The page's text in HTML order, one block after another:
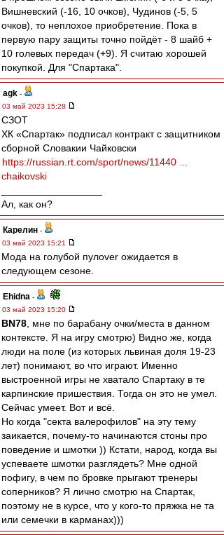
Вишневский (-16, 10 очков), Чудинов (-5, 5
очков), то неплохое приобретение. Пока в
первую пару защиты точно пойдёт - 8 шайб +
10 голевых передач (+9). Я считаю хорошей
покупкой. Для "Спартака".
agk -
03 май 2023 15:28
СЗОТ
ХК «Спартак» подписал контракт с защитником
сборной Словакии Чайковски
https://russian.rt.com/sport/news/11440 ...
chaikovski
Ал, как он?
Карелин -
03 май 2023 15:21
Мода на голубой пулover ожидается в
следующем сезоне.
Ehidna -
03 май 2023 15:20
BN78 , мне по барабану очки/места в данном
контексте. Я на игру смотрю) Видно же, когда
люди на поле (из которых львиная доля 19-23
лет) понимают, во что играют. Именно
выстроенной игры не хватало Спартаку в те
карпинские пришествия. Тогда он это не умел.
Сейчас умеет. Вот и всё.
Но когда "секта валерофилов" на эту тему
заикается, почему-то начинаются стоны про
поведение и шмотки )) Кстати, народ, когда вы
успеваете шмотки разглядеть? Мне одной
пофигу, в чем по бровке прыгают тренеры
соперников? Я лично смотрю на Спартак,
поэтому не в курсе, что у кого-то пряжка не та
или семечки в карманах)))